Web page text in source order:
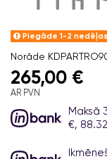
Piegāde 1-2 nedēļas
Norāde
265,00 €
AR PVN
Maksā
€,